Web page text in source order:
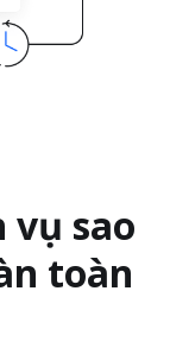
vụ sao
toàn